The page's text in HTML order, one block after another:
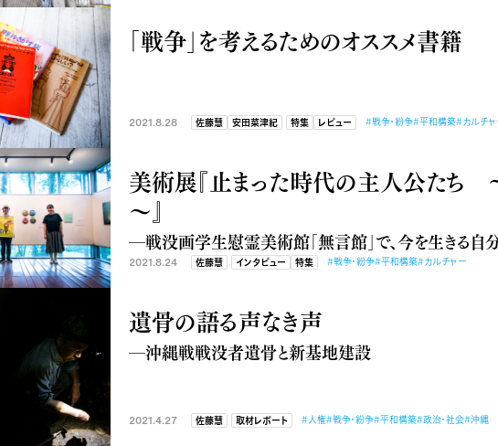
「戦争」を考えるためのオススメ書籍
2021.8.28 佐藤慧 安田菜津紀 特集 レビュー #戦争・紛争#平和構築#カルチ
美術展『止まった時代の主人公た
～』
―戦没画学生慰霊美術館「無言館」で、今を生きる自
2021.8.24 佐藤慧 インタビュー 特集 #戦争・紛争#平和構築#カルチャー
遺骨の語る声なき声
―沖縄戦戦没者遺骨と新基地建設
2021.4.27 佐藤慧 取材レポート #人権#戦争・紛争#平和構築#政治・社会#沖縄